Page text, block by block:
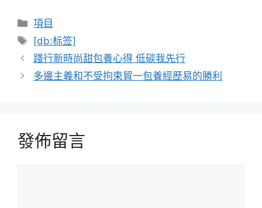
分
類
項目
標
籤
[db:标签]
踐行新時尚甜包養心得 低碳我先行
多邊主義和不受拘束貿一包養經歷易的勝利
發佈留言